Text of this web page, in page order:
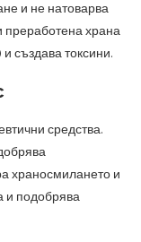
и не натоварва
преработена храна
създава токсини.
средства.
храносмилането и
и подобрява